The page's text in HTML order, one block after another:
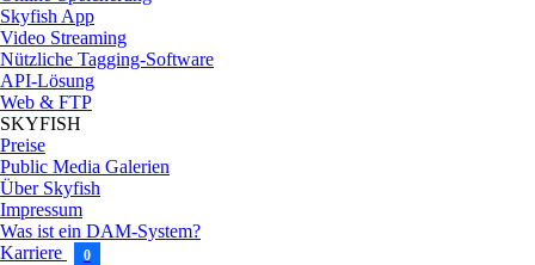
Skyfish App
Video Streaming
Nützliche Tagging-Software
API-Lösung
Web & FTP
SKYFISH
Preise
Public Media Galerien
Über Skyfish
Impressum
Was ist ein DAM-System?
Karriere
0